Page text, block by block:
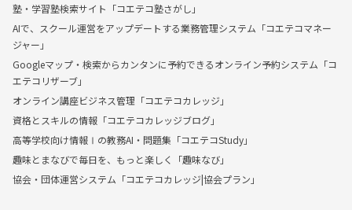
塾・学習塾検索サイト「コエテコ塾さがし」
AIで、スクール運営をアップデートする業務管理システム「コエテコマネー
ジャー」
Googleマップ・検索からカンタンに予約できるオンライン予約システム「コ
エテコリザーブ」
オンライン講座ビジネス管理「コエテコカレッジ」
資格とスキルの情報「コエテコカレッジブログ」
高等学校向け情報Ⅰの教務AI・問題集「コエテコStudy」
趣味とまなびで毎日を、もっと楽しく「趣味なび」
協会・団体運営システム「コエテコカレッジ|協会プラン」